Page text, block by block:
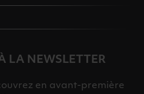
LA NEWSLETTER
en avant-première